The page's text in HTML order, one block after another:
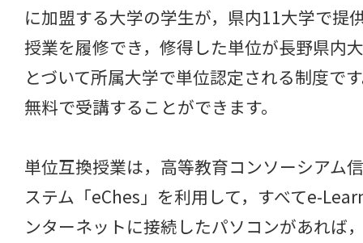
に加盟する大学の学生が，県内11大学で提
授業を履修でき，修得した単位が長野県内
とづいて所属大学で単位認定される制度で
無料で受講することができます。
単位互換授業は，高等教育コンソーシアム
ステム「eChes」を利用して，すべてe-
ンターネットに接続したパソコンがあれば